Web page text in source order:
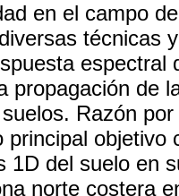
en el campo
técnicas
espectral
propagación de
Razón
principal objetivo
1D del suelo en
norte costera